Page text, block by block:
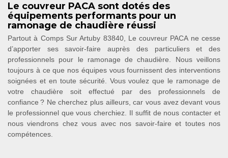
Le couvreur PACA sont dotés des
équipements performants pour un
ramonage de chaudière réussi
Partout à Comps Sur Artuby 83840, Le couvreur PACA ne cesse
d’apporter ses savoir-faire auprès des particuliers et des
professionnels pour le ramonage de chaudière. Nous veillons
toujours à ce que nos équipes vous fournissent des interventions
soignées et en toute sécurité. Vous voulez que le ramonage de
votre chaudière soit effectué par des professionnels de
confiance ? Ne cherchez plus ailleurs, car vous avez devant vous
le professionnel que vous cherchiez. Il suffit de nous contacter et
nous viendrons chez vous avec nos savoir-faire et toutes nos
compétences.